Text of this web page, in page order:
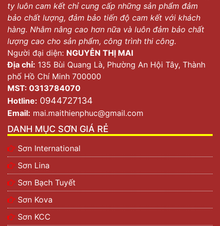
ty luôn cam kết chỉ cung cấp những sản phẩm đảm
bảo chất lượng, đảm bảo tiến độ cam kết với khách
hàng. Nhằm nâng cao hơn nữa và luôn đảm bảo chất
lượng cao cho sản phẩm, công trình thi công.
Người đại diện: NGUYỄN THỊ MAI
Địa chỉ: 135 Bùi Quang Là, Phường An Hội Tây, Thành
phố Hồ Chí Minh 700000
MST: 0313784070
Hotline: 0944727134
Email: mai.maithienphuc@gmail.com
DANH MỤC SƠN GIÁ RẺ
Sơn International
Sơn Lina
Sơn Bạch Tuyết
Sơn Kova
Sơn KCC